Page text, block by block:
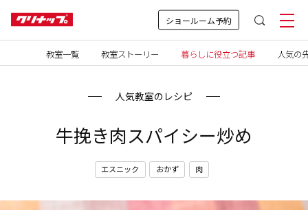
ショールーム予約
教室一覧 教室ストーリー 暮らしに役立つ記事 人気の
人気教室のレシピ
牛挽き肉スパイシー炒め
エスニック おかず 肉